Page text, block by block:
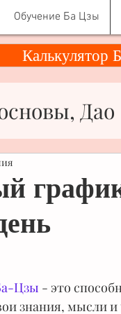
Обучение Ба Цзы
Калькулятор
Дао
Цзы - это
знания, мысли и